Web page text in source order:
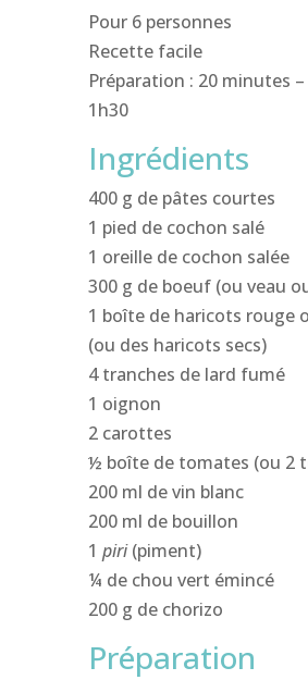
Pour 6 personnes
Recette facile
Préparation : 20 minutes
1h30
Ingrédients
400 g de pâtes courtes
1 pied de cochon salé
1 oreille de cochon salée
300 g de boeuf (ou veau
1 boîte de haricots rouge
(ou des haricots secs)
4 tranches de lard fumé
1 oignon
2 carottes
½ boîte de tomates (ou 2
200 ml de vin blanc
200 ml de bouillon
1 piri(piment)
¼ de chou vert émincé
200 g de chorizo
Préparation